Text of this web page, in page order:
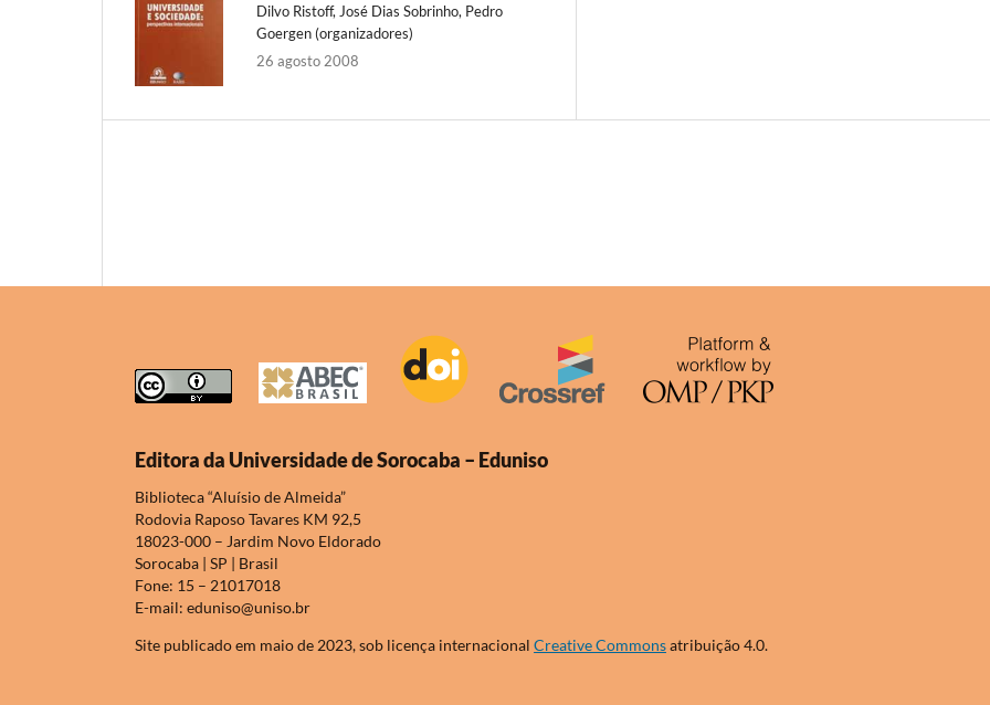
Dilvo Ristoff, José Dias Sobrinho, Pedro
Goergen (organizadores)
26 agosto 2008
Editora da Universidade de Sorocaba – Eduniso
Biblioteca “Aluísio de Almeida”
Rodovia Raposo Tavares KM 92,5
18023-000 – Jardim Novo Eldorado
Sorocaba | SP | Brasil
Fone: 15 – 21017018
E-mail: eduniso@uniso.br
Site publicado em maio de 2023, sob licença internacional Creative Commonsatribuição 4.0.